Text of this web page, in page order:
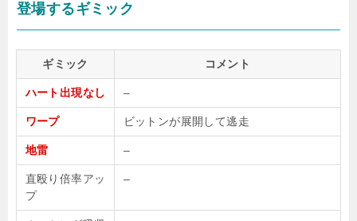
登場するギミック
ギミック コメント
ハート出現なし –
ワープ ビットンが展開して逃走
地雷 –
直殴り倍率アッ
プ
–